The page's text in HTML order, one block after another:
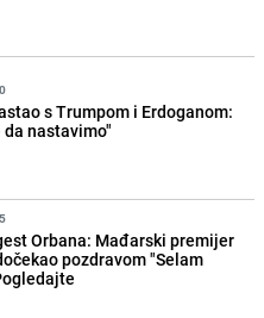
s Trumpom i Erdoganom:
nastavimo"
Orbana: Mađarski premijer
pozdravom "Selam